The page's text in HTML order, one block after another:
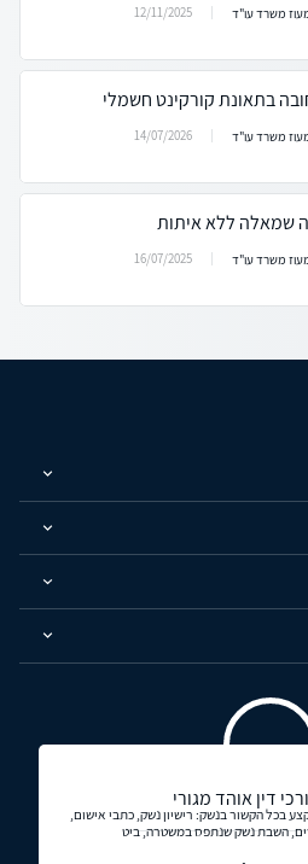
משרד עו"ד 12/11/2025
בתאונת קורקינט חשמלי
משרד עו"ד 14/07/2026
שמאלה ללא איתות
משרד עו"ד 16/07/2025
דין אוהד מגורי
בכל הקשור בנשק: רישיון נשק, כתבי אישום,
השבת נשק שנתפס במשטרה, ביט